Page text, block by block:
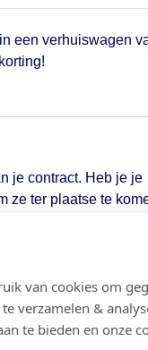
van cookies om
verzamelen &
te bieden en onze
een verhuiswagen
je contract. Heb je je
ze ter plaatse te
Voeg toe